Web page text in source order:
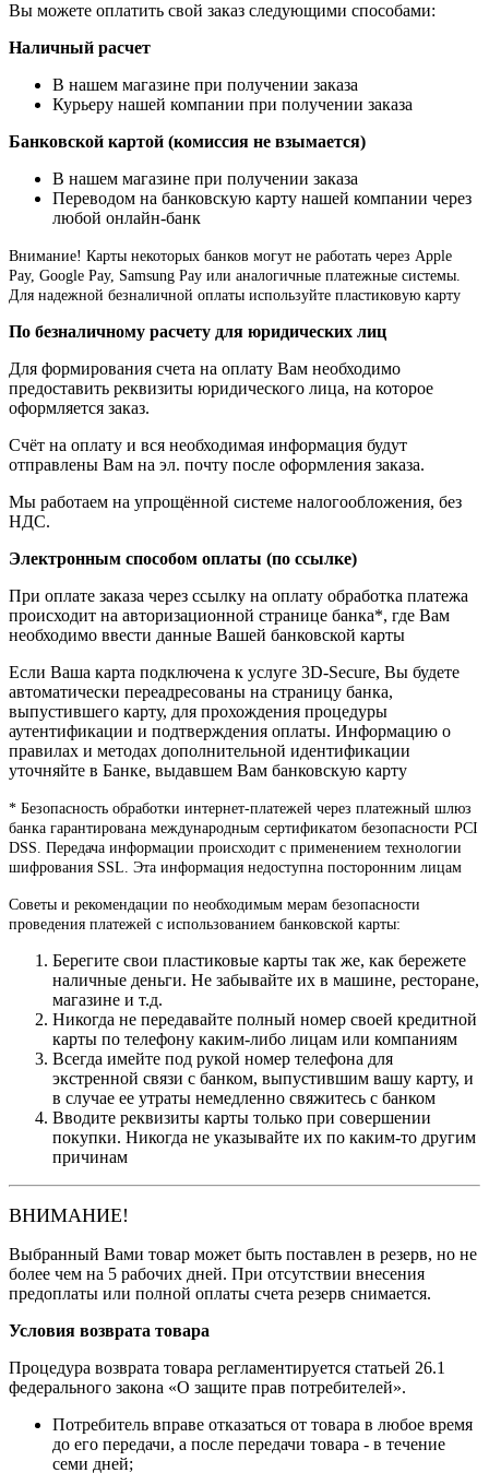
Вы можете оплатить свой заказ следующими способами:
Наличный расчет
В нашем магазине при получении заказа
Курьеру нашей компании при получении заказа
Банковской картой (комиссия не взымается)
В нашем магазине при получении заказа
Переводом на банковскую карту нашей компании через
любой онлайн-банк
Внимание! Карты некоторых банков могут не работать через Apple
Pay, Google Pay, Samsung Pay или аналогичные платежные системы.
Для надежной безналичной оплаты используйте пластиковую карту
По безналичному расчету для юридических лиц
Для формирования счета на оплату Вам необходимо
предоставить реквизиты юридического лица, на которое
оформляется заказ.
Счёт на оплату и вся необходимая информация будут
отправлены Вам на эл. почту после оформления заказа.
Мы работаем на упрощённой системе налогообложения, без
НДС.
Электронным способом оплаты (по ссылке)
При оплате заказа через ссылку на оплату обработка платежа
происходит на авторизационной странице банка*, где Вам
необходимо ввести данные Вашей банковской карты
Если Ваша карта подключена к услуге 3D-Secure, Вы будете
автоматически переадресованы на страницу банка,
выпустившего карту, для прохождения процедуры
аутентификации и подтверждения оплаты. Информацию о
правилах и методах дополнительной идентификации
уточняйте в Банке, выдавшем Вам банковскую карту
* Безопасность обработки интернет-платежей через платежный шлюз
банка гарантирована международным сертификатом безопасности PCI
DSS. Передача информации происходит с применением технологии
шифрования SSL. Эта информация недоступна посторонним лицам
Советы и рекомендации по необходимым мерам безопасности
проведения платежей с использованием банковской карты:
Берегите свои пластиковые карты так же, как бережете
наличные деньги. Не забывайте их в машине, ресторане,
магазине и т.д.
Никогда не передавайте полный номер своей кредитной
карты по телефону каким-либо лицам или компаниям
Всегда имейте под рукой номер телефона для
экстренной связи с банком, выпустившим вашу карту, и
в случае ее утраты немедленно свяжитесь с банком
Вводите реквизиты карты только при совершении
покупки. Никогда не указывайте их по каким-то другим
причинам
ВНИМАНИЕ!
Выбранный Вами товар может быть поставлен в резерв, но не
более чем на 5 рабочих дней. При отсутствии внесения
предоплаты или полной оплаты счета резерв снимается.
Условия возврата товара
Процедура возврата товара регламентируется статьей 26.1
федерального закона «О защите прав потребителей».
Потребитель вправе отказаться от товара в любое время
до его передачи, а после передачи товара - в течение
семи дней;